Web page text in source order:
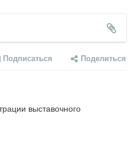
Подписаться Поделиться
выставочного